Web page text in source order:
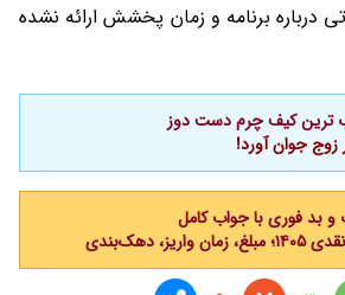
درباره برنامه و زمان پخشش ارائه نشده
ترین کیف چرم دست دوز
جوان آورد!
و بد فوری با جواب کامل
دهک‌بندی